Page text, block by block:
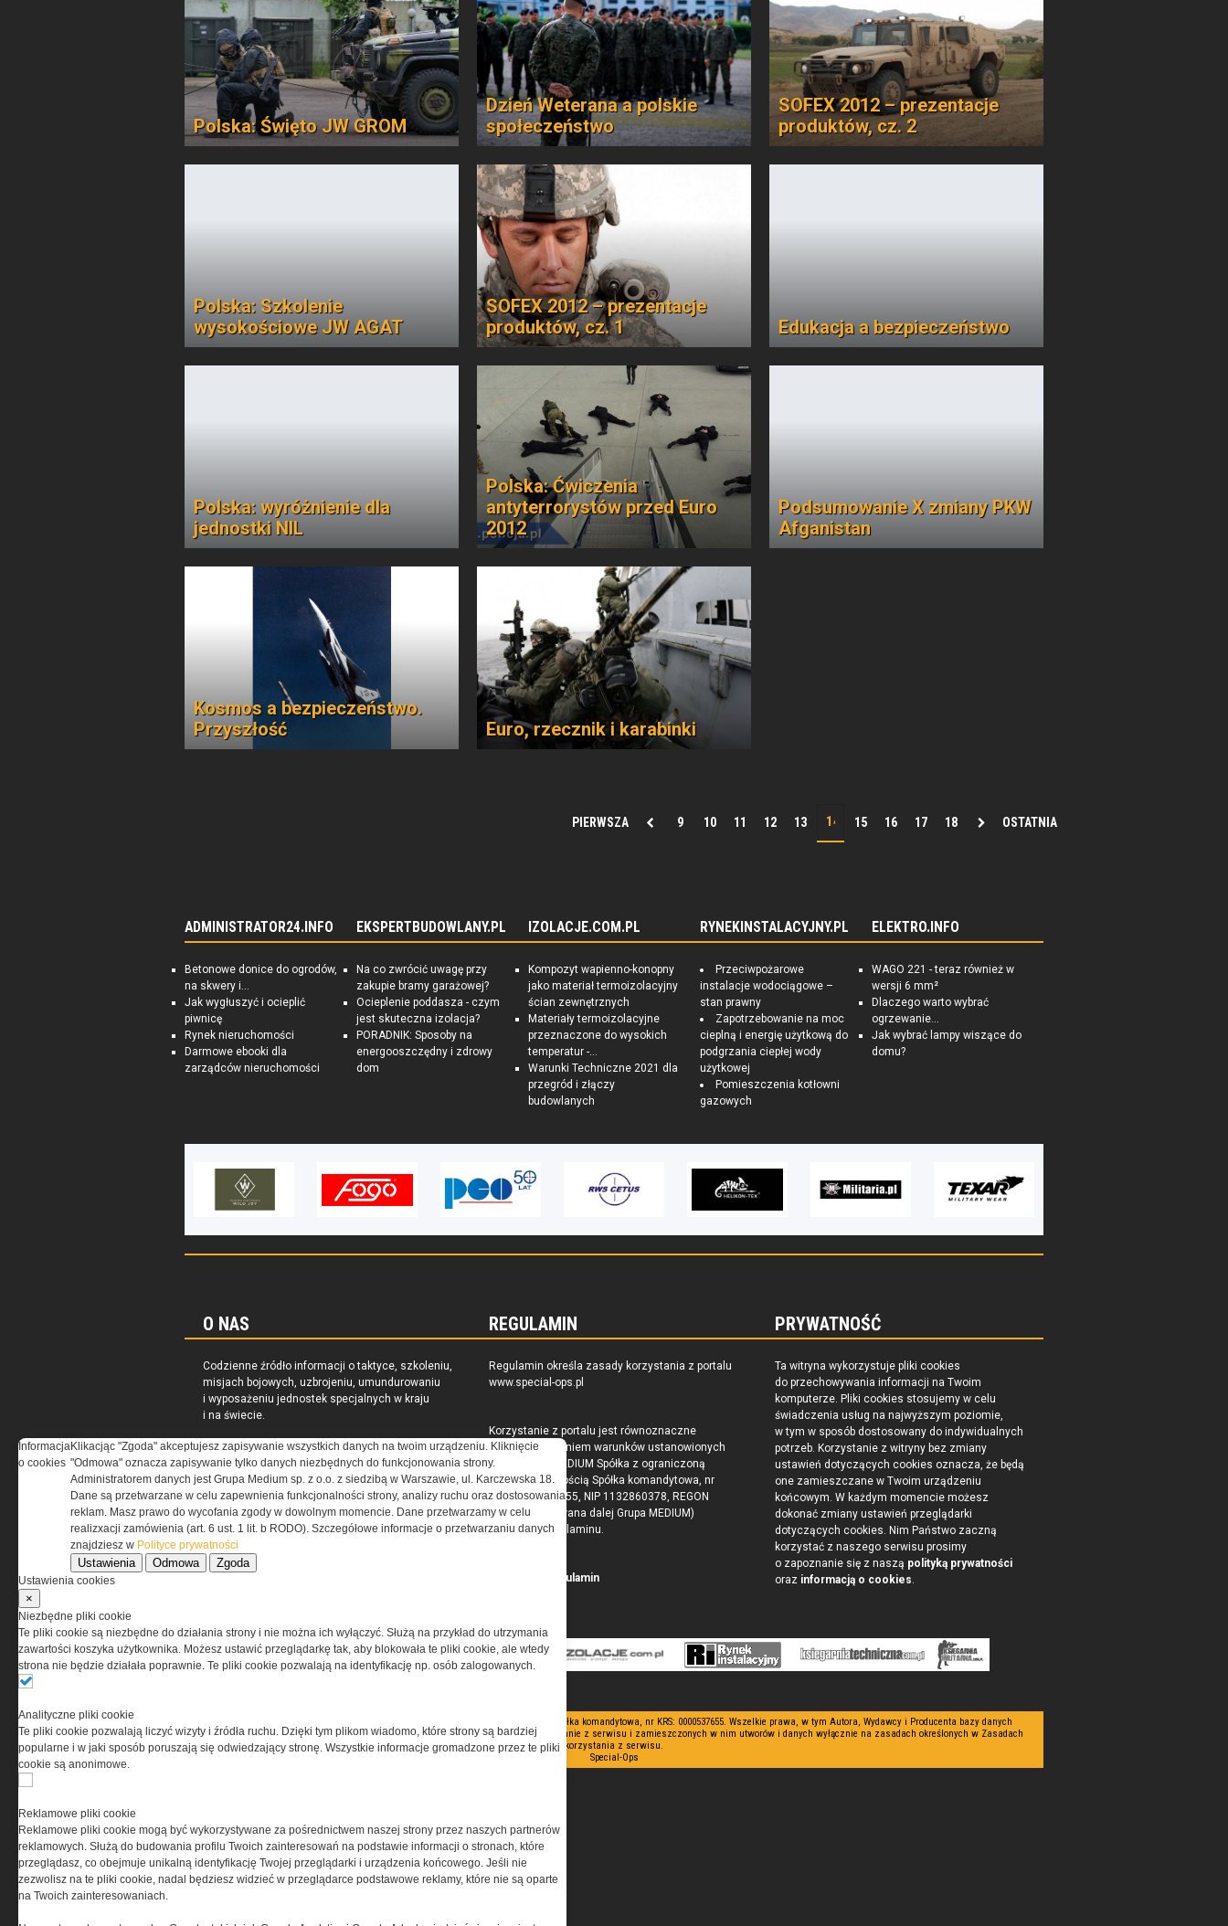
Polska: Święto JW GROM
Dzień Weterana a polskie
społeczeństwo
SOFEX 2012 – prezentacje
produktów, cz. 2
Polska: Szkolenie
wysokościowe JW AGAT
SOFEX 2012 – prezentacje
produktów, cz. 1
Edukacja a bezpieczeństwo
Polska: wyróżnienie dla
jednostki NIL
Polska: Ćwiczenia
antyterrorystów przed Euro
2012
Podsumowanie X zmiany PKW
Afganistan
Kosmos a bezpieczeństwo.
Przyszłość
Euro, rzecznik i karabinki
PIERWSZA 9 10 11 12 13 15 16 17 18 OSTATNIA
ADMINISTRATOR24.INFO
Betonowe donice do ogrodów,
na skwery i...
Jak wygłuszyć i ocieplić
piwnicę
Rynek nieruchomości
Darmowe ebooki dla
zarządców nieruchomości
EKSPERTBUDOWLANY.PL
Na co zwrócić uwagę przy
zakupie bramy garażowej?
Ocieplenie poddasza - czym
jest skuteczna izolacja?
PORADNIK: Sposoby na
energooszczędny i zdrowy
dom
IZOLACJE.COM.PL
Kompozyt wapienno-konopny
jako materiał termoizolacyjny
ścian zewnętrznych
Materiały termoizolacyjne
przeznaczone do wysokich
temperatur -...
Warunki Techniczne 2021 dla
przegród i złączy
budowlanych
RYNEKINSTALACYJNY.PL
Przeciwpożarowe
instalacje wodociągowe –
stan prawny
Zapotrzebowanie na moc
cieplną i energię użytkową do
podgrzania ciepłej wody
użytkowej
Pomieszczenia kotłowni
gazowych
ELEKTRO.INFO
WAGO 221 - teraz również w
wersji 6 mm²
Dlaczego warto wybrać
ogrzewanie...
Jak wybrać lampy wiszące do
domu?
O NAS
Codzienne źródło informacji o taktyce, szkoleniu,
misjach bojowych, uzbrojeniu, umundurowaniu
i wyposażeniu jednostek specjalnych w kraju
i na świecie.
REGULAMIN
Regulamin określa zasady korzystania z portalu
www.special-ops.pl
Korzystanie z portalu jest równoznaczne
z zaakceptowaniem warunków ustanowionych
przez Grupa MEDIUM Spółka z ograniczoną
odpowiedzialnością Spółka komandytowa, nr
KRS: 0000537655, NIP 1132860378, REGON
146393437 (zwana dalej Grupa MEDIUM)
w postaci Regulaminu.
Przeczytaj regulamin
PRYWATNOŚĆ
Ta witryna wykorzystuje pliki cookies
do przechowywania informacji na Twoim
komputerze. Pliki cookies stosujemy w celu
świadczenia usług na najwyższym poziomie,
w tym w sposób dostosowany do indywidualnych
potrzeb. Korzystanie z witryny bez zmiany
ustawień dotyczących cookies oznacza, że będą
one zamieszczane w Twoim urządzeniu
końcowym. W każdym momencie możesz
dokonać zmiany ustawień przeglądarki
dotyczących cookies. Nim Państwo zaczną
korzystać z naszego serwisu prosimy
o zapoznanie się z naszą polityką prywatności
oraz informacją o cookies.
Copyright © 2004-2019 Grupa MEDIUM Spółka z ograniczoną odpowiedzialnością Spółka komandytowa, nr KRS: 0000537655. Wszelkie prawa, w tym Autora, Wydawcy i Producenta bazy danych
zastrzeżone. Jakiekolwiek dalsze rozpowszechnianie artykułów zabronione. Korzystanie z serwisu i zamieszczonych w nim utworów i danych wyłącznie na zasadach określonych w Zasadach
korzystania z serwisu.
Special-Ops
Informacja
o cookies
Klikacjąc "Zgoda" akceptujesz zapisywanie wszystkich danych na twoim urządzeniu. Kliknięcie
"Odmowa" oznacza zapisywanie tylko danych niezbędnych do funkcjonowania strony.
Administratorem danych jest Grupa Medium sp. z o.o. z siedzibą w Warszawie, ul. Karczewska 18.
Dane są przetwarzane w celu zapewnienia funkcjonalności strony, analizy ruchu oraz dostosowania
reklam. Masz prawo do wycofania zgody w dowolnym momencie. Dane przetwarzamy w celu
realizxacji zamówienia (art. 6 ust. 1 lit. b RODO). Szczegółowe informacje o przetwarzaniu danych
znajdziesz w Polityce prywatności
Ustawienia Odmowa Zgoda
Ustawienia cookies
×
Niezbędne pliki cookie
Te pliki cookie są niezbędne do działania strony i nie można ich wyłączyć. Służą na przykład do utrzymania
zawartości koszyka użytkownika. Możesz ustawić przeglądarkę tak, aby blokowała te pliki cookie, ale wtedy
strona nie będzie działała poprawnie. Te pliki cookie pozwalają na identyfikację np. osób zalogowanych.
Analityczne pliki cookie
Te pliki cookie pozwalają liczyć wizyty i źródła ruchu. Dzięki tym plikom wiadomo, które strony są bardziej
popularne i w jaki sposób poruszają się odwiedzający stronę. Wszystkie informacje gromadzone przez te pliki
cookie są anonimowe.
Reklamowe pliki cookie
Reklamowe pliki cookie mogą być wykorzystywane za pośrednictwem naszej strony przez naszych partnerów
reklamowych. Służą do budowania profilu Twoich zainteresowań na podstawie informacji o stronach, które
przeglądasz, co obejmuje unikalną identyfikację Twojej przeglądarki i urządzenia końcowego. Jeśli nie
zezwolisz na te pliki cookie, nadal będziesz widzieć w przeglądarce podstawowe reklamy, które nie są oparte
na Twoich zainteresowaniach.